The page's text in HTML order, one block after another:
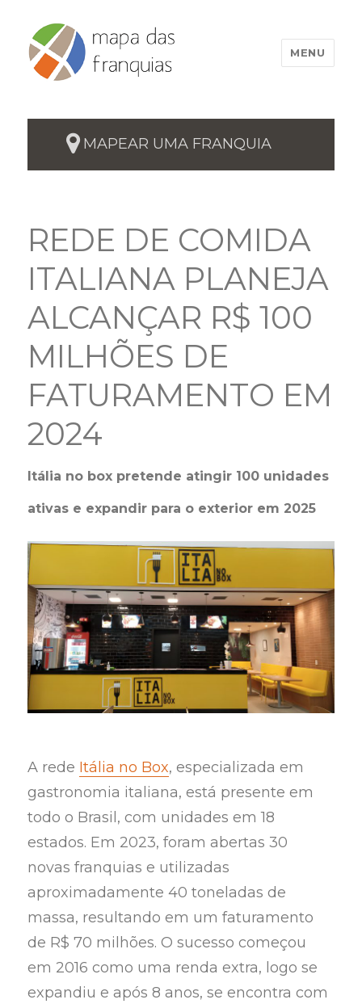
MENU
MAPEAR UMA FRANQUIA
REDE DE COMIDA
ITALIANA PLANEJA
ALCANÇAR R$ 100
MILHÕES DE
FATURAMENTO EM
2024
Itália no box pretende atingir 100 unidades
ativas e expandir para o exterior em 2025
A rede Itália no Box, especializada em
gastronomia italiana, está presente em
todo o Brasil, com unidades em 18
estados. Em 2023, foram abertas 30
novas franquias e utilizadas
aproximadamente 40 toneladas de
massa, resultando em um faturamento
de R$ 70 milhões. O sucesso começou
em 2016 como uma renda extra, logo se
expandiu e após 8 anos, se encontra com